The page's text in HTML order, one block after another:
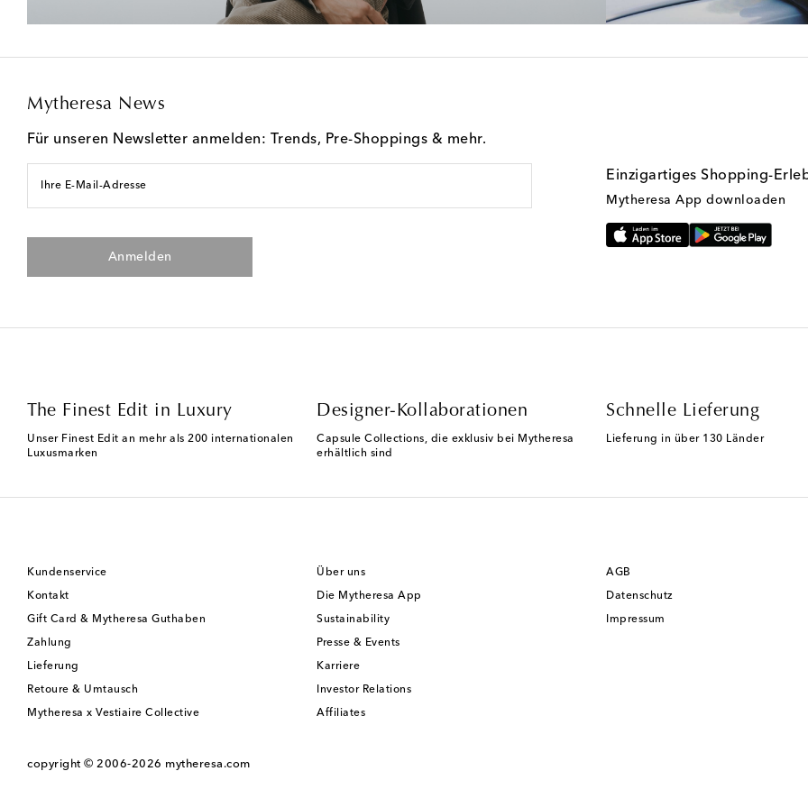
Mytheresa News
Für unseren Newsletter anmelden: Trends, Pre-Shoppings & mehr.
Ihre E-Mail-Adresse
Anmelden
Einzigartiges Shopping-
Mytheresa App downloaden
The Finest Edit in Luxury
Unser Finest Edit an mehr als 200 internationalen
Luxusmarken
Designer-Kollaborationen
Capsule Collections, die exklusiv bei Mytheresa
erhältlich sind
Schnelle Lieferung
Lieferung in über 130 Länder
Kundenservice
Kontakt
Gift Card & Mytheresa Guthaben
Zahlung
Lieferung
Retoure & Umtausch
Mytheresa x Vestiaire Collective
Über uns
Die Mytheresa App
Sustainability
Presse & Events
Karriere
Investor Relations
Affiliates
AGB
Datenschutz
Impressum
copyright © 2006-2026 mytheresa.com